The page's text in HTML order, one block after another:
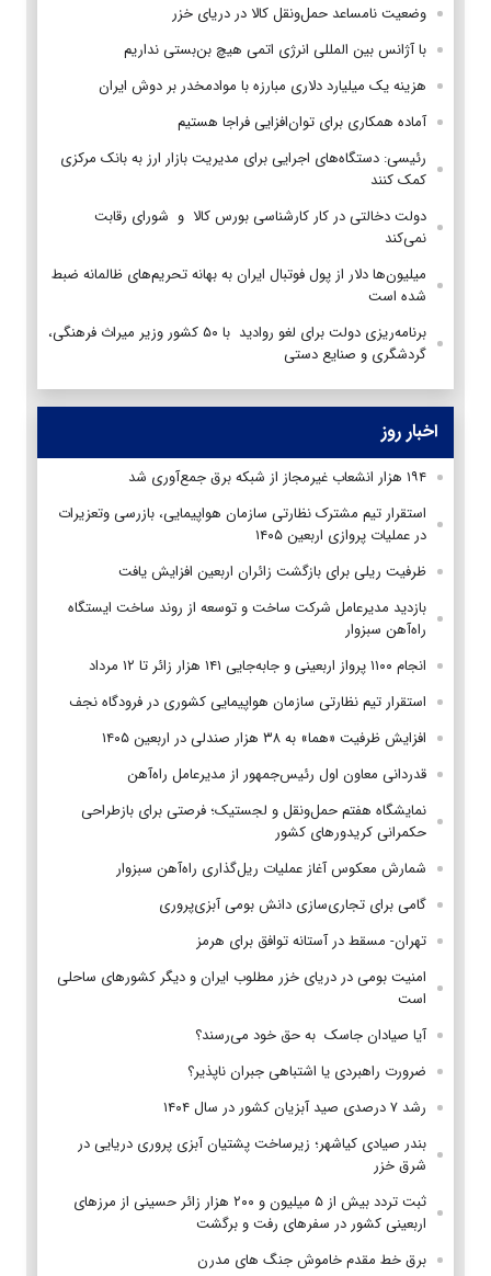
وضعیت نامساعد حمل‌ونقل کالا در دریای خزر
با آژانس بین المللی انرژی اتمی هیچ بن‌بستی نداریم
هزینه یک میلیارد دلاری مبارزه با موادمخدر بر دوش ایران
آماده همکاری برای توان‌افزایی فراجا هستیم
رئیسی: دستگاه‌های اجرایی برای مدیریت بازار ارز به بانک مرکزی
کمک کنند
دولت دخالتی در کار کارشناسی بورس کالا و شورای رقابت
نمی‌کند
میلیون‌ها دلار از پول فوتبال ایران به بهانه تحریم‌های ظالمانه ضبط
شده است
برنامه‌ریزی دولت برای لغو روادید با ۵۰ کشور وزیر میراث فرهنگی،
گردشگری و صنایع دستی
اخبار روز
۱۹۴ هزار انشعاب غیرمجاز از شبکه برق جمع‌آوری شد
استقرار تیم مشترک نظارتی سازمان هواپیمایی، بازرسی وتعزیرات
در عملیات پروازی اربعین ۱۴۰۵
ظرفیت ریلی برای بازگشت زائران اربعین افزایش یافت
بازدید مدیرعامل شرکت ساخت و توسعه از روند ساخت ایستگاه
راه‌آهن سبزوار
انجام ۱۱۰۰ پرواز اربعینی و جابه‌جایی ۱۴۱ هزار زائر تا ۱۲ مرداد
استقرار تیم‌ نظارتی سازمان هواپیمایی کشوری در فرودگاه نجف
افزایش ظرفیت «هما» به ۳۸ هزار صندلی در اربعین ۱۴۰۵
قدردانی معاون اول رئیس‌جمهور از مدیرعامل راه‌آهن
نمایشگاه هفتم حمل‌ونقل و لجستیک؛ فرصتی برای بازطراحی
حکمرانی کریدورهای کشور
شمارش معکوس آغاز عملیات ریل‌گذاری راه‌آهن سبزوار
گامی برای تجاری‌سازی دانش بومی آبزی‌پروری
تهران- مسقط در آستانه توافق برای هرمز
امنیت بومی در دریای خزر مطلوب ایران و دیگر کشورهای ساحلی
است
آیا صیادان جاسک به حق خود می‌رسند؟
ضرورت راهبردی یا اشتباهی جبران ناپذیر؟
رشد ۷ درصدی صید آبزیان کشور در سال ۱۴۰۴
بندر صیادی کیاشهر؛ زیرساخت پشتیان آبزی پروری دریایی در
شرق خزر
ثبت تردد بیش از ۵ میلیون و ۲۰۰ هزار زائر حسینی از مرزهای
اربعینی کشور در سفرهای رفت و برگشت
برق خط مقدم خاموش جنگ های مدرن